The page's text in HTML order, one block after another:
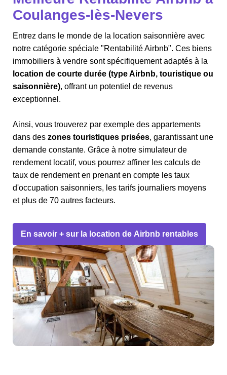
Coulanges-lès-Nevers
Entrez dans le monde de la location saisonnière avec
notre catégorie spéciale "Rentabilité Airbnb". Ces biens
immobiliers à vendre sont spécifiquement adaptés à la
location de courte durée (type Airbnb, touristique ou
saisonnière), offrant un potentiel de revenus
exceptionnel.
Ainsi, vous trouverez par exemple des appartements
dans des zones touristiques prisées, garantissant une
demande constante. Grâce à notre simulateur de
rendement locatif, vous pourrez affiner les calculs de
taux de rendement en prenant en compte les taux
d'occupation saisonniers, les tarifs journaliers moyens
et plus de 70 autres facteurs.
En savoir + sur la location de Airbnb rentables